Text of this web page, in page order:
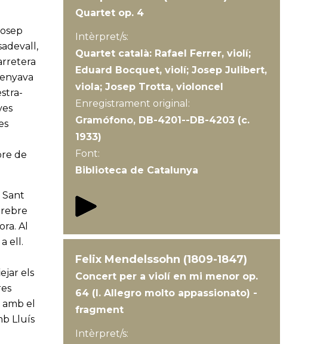
de
Al
ell.
els
el
Lluís
Quartet op. 4
Intèrpret/s:
Quartet català: Rafael Ferrer, violí;
Eduard Bocquet, violí; Josep Julibert,
viola; Josep Trotta, violoncel
Enregistrament original:
Gramófono, DB-4201--DB-4203 (c.
1933)
Font:
Biblioteca de Catalunya
Felix Mendelssohn (1809-1847)
Concert per a violí en mi menor op.
64 (I. Allegro molto appassionato) -
fragment
Intèrpret/s: